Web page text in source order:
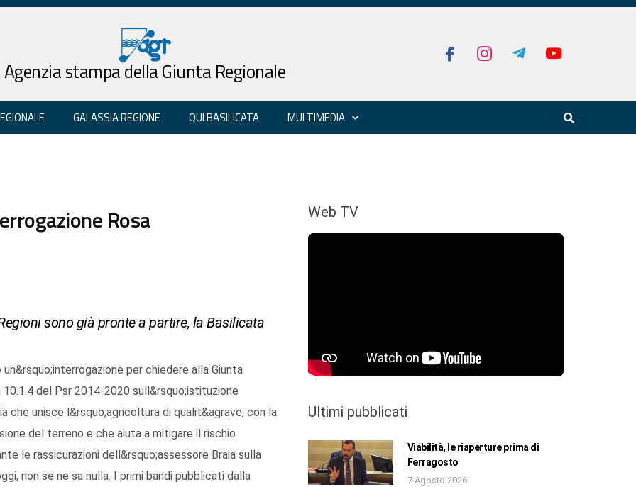
Agenzia stampa della Giunta Regionale
GALASSIA REGIONE QUI BASILICATA MULTIMEDIA
Rosa
sono già pronte a partire, la Basilicata
per chiedere alla Giunta
del Psr 2014-2020 sull&rsquo;istituzione
che unisce l&rsquo;agricoltura di qualit&agrave; con la
del terreno e che aiuta a mitigare il rischio
le rassicurazioni dell&rsquo;assessore Braia sulla
non se ne sa nulla. I primi bandi pubblicati dalla
Web TV
Ultimi pubblicati
Viabilità, le riaperture prima di
Ferragosto
7 Agosto 2026